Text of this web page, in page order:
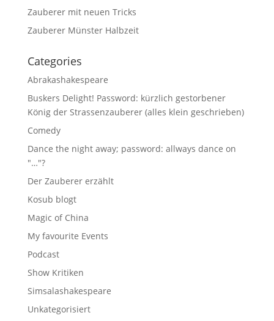
Zauberer mit neuen Tricks
Zauberer Münster Halbzeit
Categories
Abrakashakespeare
Buskers Delight! Password: kürzlich gestorbener
König der Strassenzauberer (alles klein geschrieben)
Comedy
Dance the night away; password: allways dance on
"…"?
Der Zauberer erzählt
Kosub blogt
Magic of China
My favourite Events
Podcast
Show Kritiken
Simsalashakespeare
Unkategorisiert